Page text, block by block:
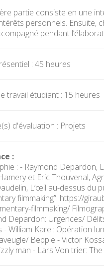
partie consiste en une
personnels. Ensuite,
pendant
: 45 heures
travail étudiant : 15 heures
d'évaluation : Projets
:
: - Raymond
et Eric Thouvenal,
L’œil au-dessus du
filmmaking”: https://
filmmaking/
Depardon: Urgences/
- William Karel: Opération
Beppie - Victor
man - Lars Von trier: